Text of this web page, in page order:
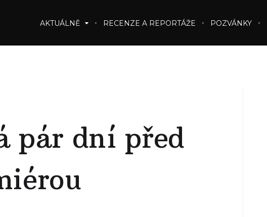
AKTUÁLNĚ RECENZE A REPORTÁŽE POZVÁNKY
pár dní před